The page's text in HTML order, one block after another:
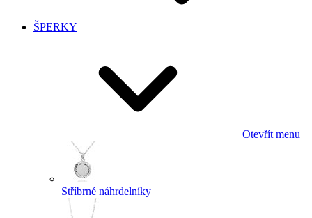
ŠPERKY
Otevřít menu
Stříbrné náhrdelníky